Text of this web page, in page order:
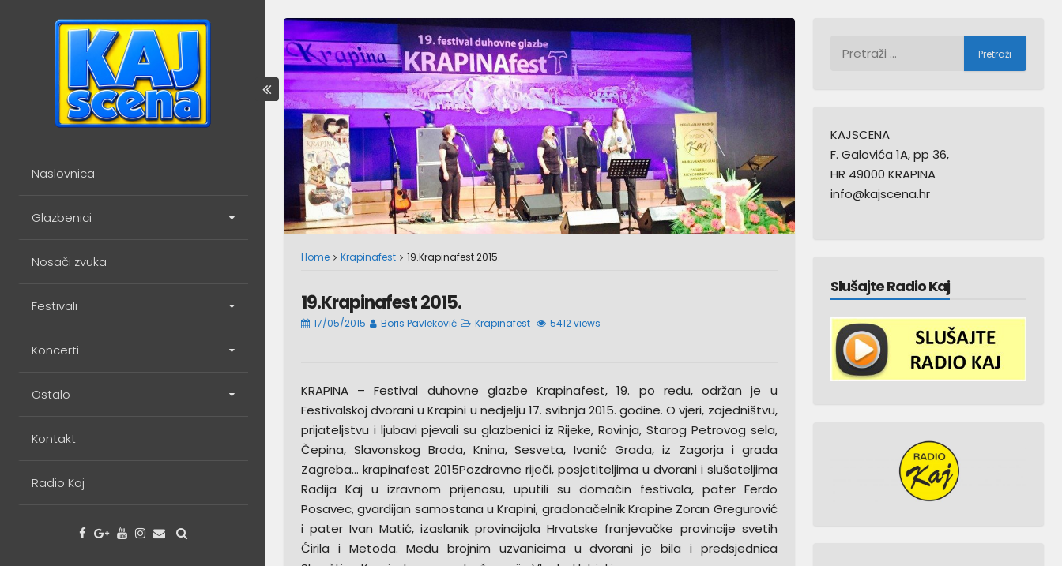
Naslovnica
Glazbenici
Nosači zvuka
Festivali
Koncerti
Ostalo
Kontakt
Radio Kaj
Home Krapinafest 19.Krapinafest 2015.
19.Krapinafest 2015.
17/05/2015 Boris Pavleković Krapinafest 5412 views
KRAPINA – Festival duhovne glazbe Krapinafest, 19. po redu, održan je u
Festivalskoj dvorani u Krapini u nedjelju 17. svibnja 2015. godine. O vjeri, zajedništvu,
prijateljstvu i ljubavi pjevali su glazbenici iz Rijeke, Rovinja, Starog Petrovog sela,
Čepina, Slavonskog Broda, Knina, Sesveta, Ivanić Grada, iz Zagorja i grada
Zagreba… krapinafest 2015Pozdravne riječi, posjetiteljima u dvorani i slušateljima
Radija Kaj u izravnom prijenosu, uputili su domaćin festivala, pater Ferdo
Posavec, gvardijan samostana u Krapini, gradonačelnik Krapine Zoran Gregurović
i pater Ivan Matić, izaslanik provincijala Hrvatske franjevačke provincije svetih
Ćirila i Metoda. Među brojnim uzvanicima u dvorani je bila i predsjednica
KAJSCENA
F. Galovića 1A, pp 36,
HR 49000 KRAPINA
info@kajscena.hr
Slušajte Radio Kaj